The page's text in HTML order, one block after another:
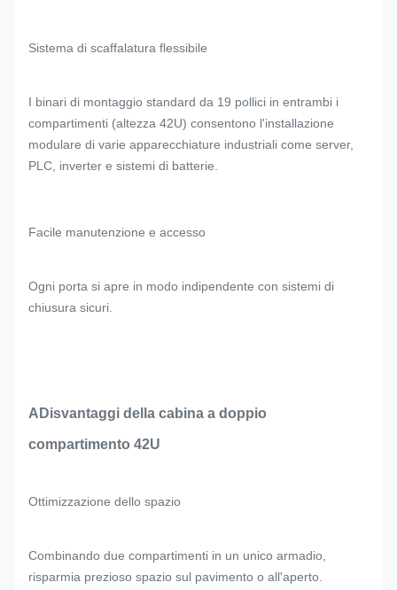
Sistema di scaffalatura flessibile
I binari di montaggio standard da 19 pollici in entrambi i
compartimenti (altezza 42U) consentono l'installazione
modulare di varie apparecchiature industriali come server,
PLC, inverter e sistemi di batterie.
Facile manutenzione e accesso
Ogni porta si apre in modo indipendente con sistemi di
chiusura sicuri.
A Disvantaggi della cabina a doppio
compartimento 42U
Ottimizzazione dello spazio
Combinando due compartimenti in un unico armadio,
risparmia prezioso spazio sul pavimento o all'aperto.